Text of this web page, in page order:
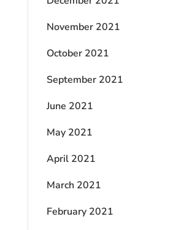
November 2021
October 2021
September 2021
June 2021
May 2021
April 2021
March 2021
February 2021